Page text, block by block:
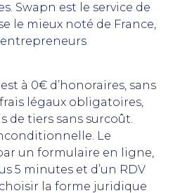
Swapn est le service de
le mieux noté de France,
entrepreneurs
à 0€ d’honoraires, sans
légaux obligatoires,
de tiers sans surcoût.
Le
un formulaire en ligne,
5 minutes et d’un RDV
la forme juridique